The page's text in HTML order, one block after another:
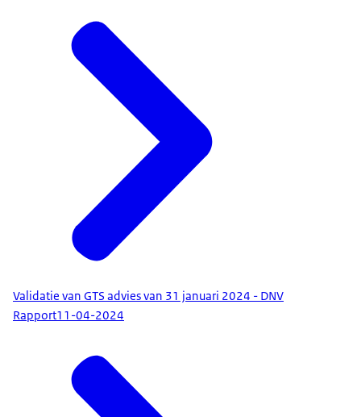
Validatie van GTS advies van 31 januari 2024 - DNV
Rapport11-04-2024